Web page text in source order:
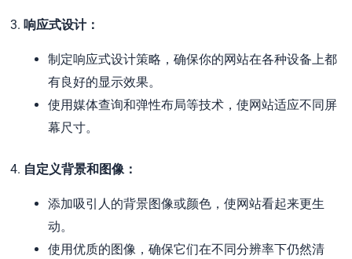
3.响应式设计：
制定响应式设计策略，确保你的网站在各种设备上都
有良好的显示效果。
使用媒体查询和弹性布局等技术，使网站适应不同屏
幕尺寸。
4. 自定义背景和图像：
添加吸引人的背景图像或颜色，使网站看起来更生
动。
使用优质的图像，确保它们在不同分辨率下仍然清